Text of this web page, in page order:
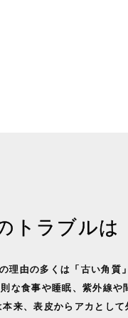
トラブルは
由の多くは「古い角質
な食事や睡眠、紫外線
来、表皮からアカとし